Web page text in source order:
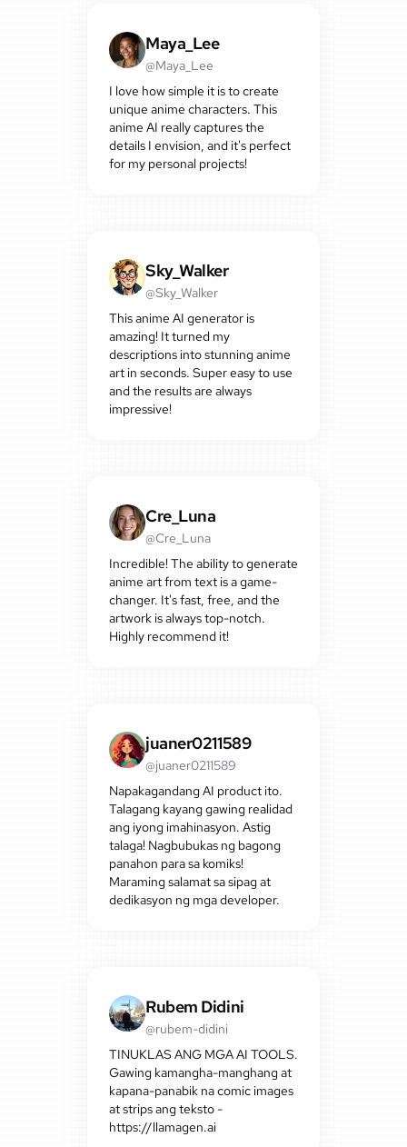
Maya_Lee
@Maya_Lee
I love how simple it is to create
unique anime characters. This
anime AI really captures the
details I envision, and it's perfect
for my personal projects!
Sky_Walker
@Sky_Walker
This anime AI generator is
amazing! It turned my
descriptions into stunning anime
art in seconds. Super easy to use
and the results are always
impressive!
Cre_Luna
@Cre_Luna
Incredible! The ability to generate
anime art from text is a game-
changer. It's fast, free, and the
artwork is always top-notch.
Highly recommend it!
juaner0211589
@juaner0211589
Napakagandang AI product ito.
Talagang kayang gawing realidad
ang iyong imahinasyon. Astig
talaga! Nagbubukas ng bagong
panahon para sa komiks!
Maraming salamat sa sipag at
dedikasyon ng mga developer.
Rubem Didini
@rubem-didini
TINUKLAS ANG MGA AI TOOLS.
Gawing kamangha-manghang at
kapana-panabik na comic images
at strips ang teksto -
https://llamagen.ai